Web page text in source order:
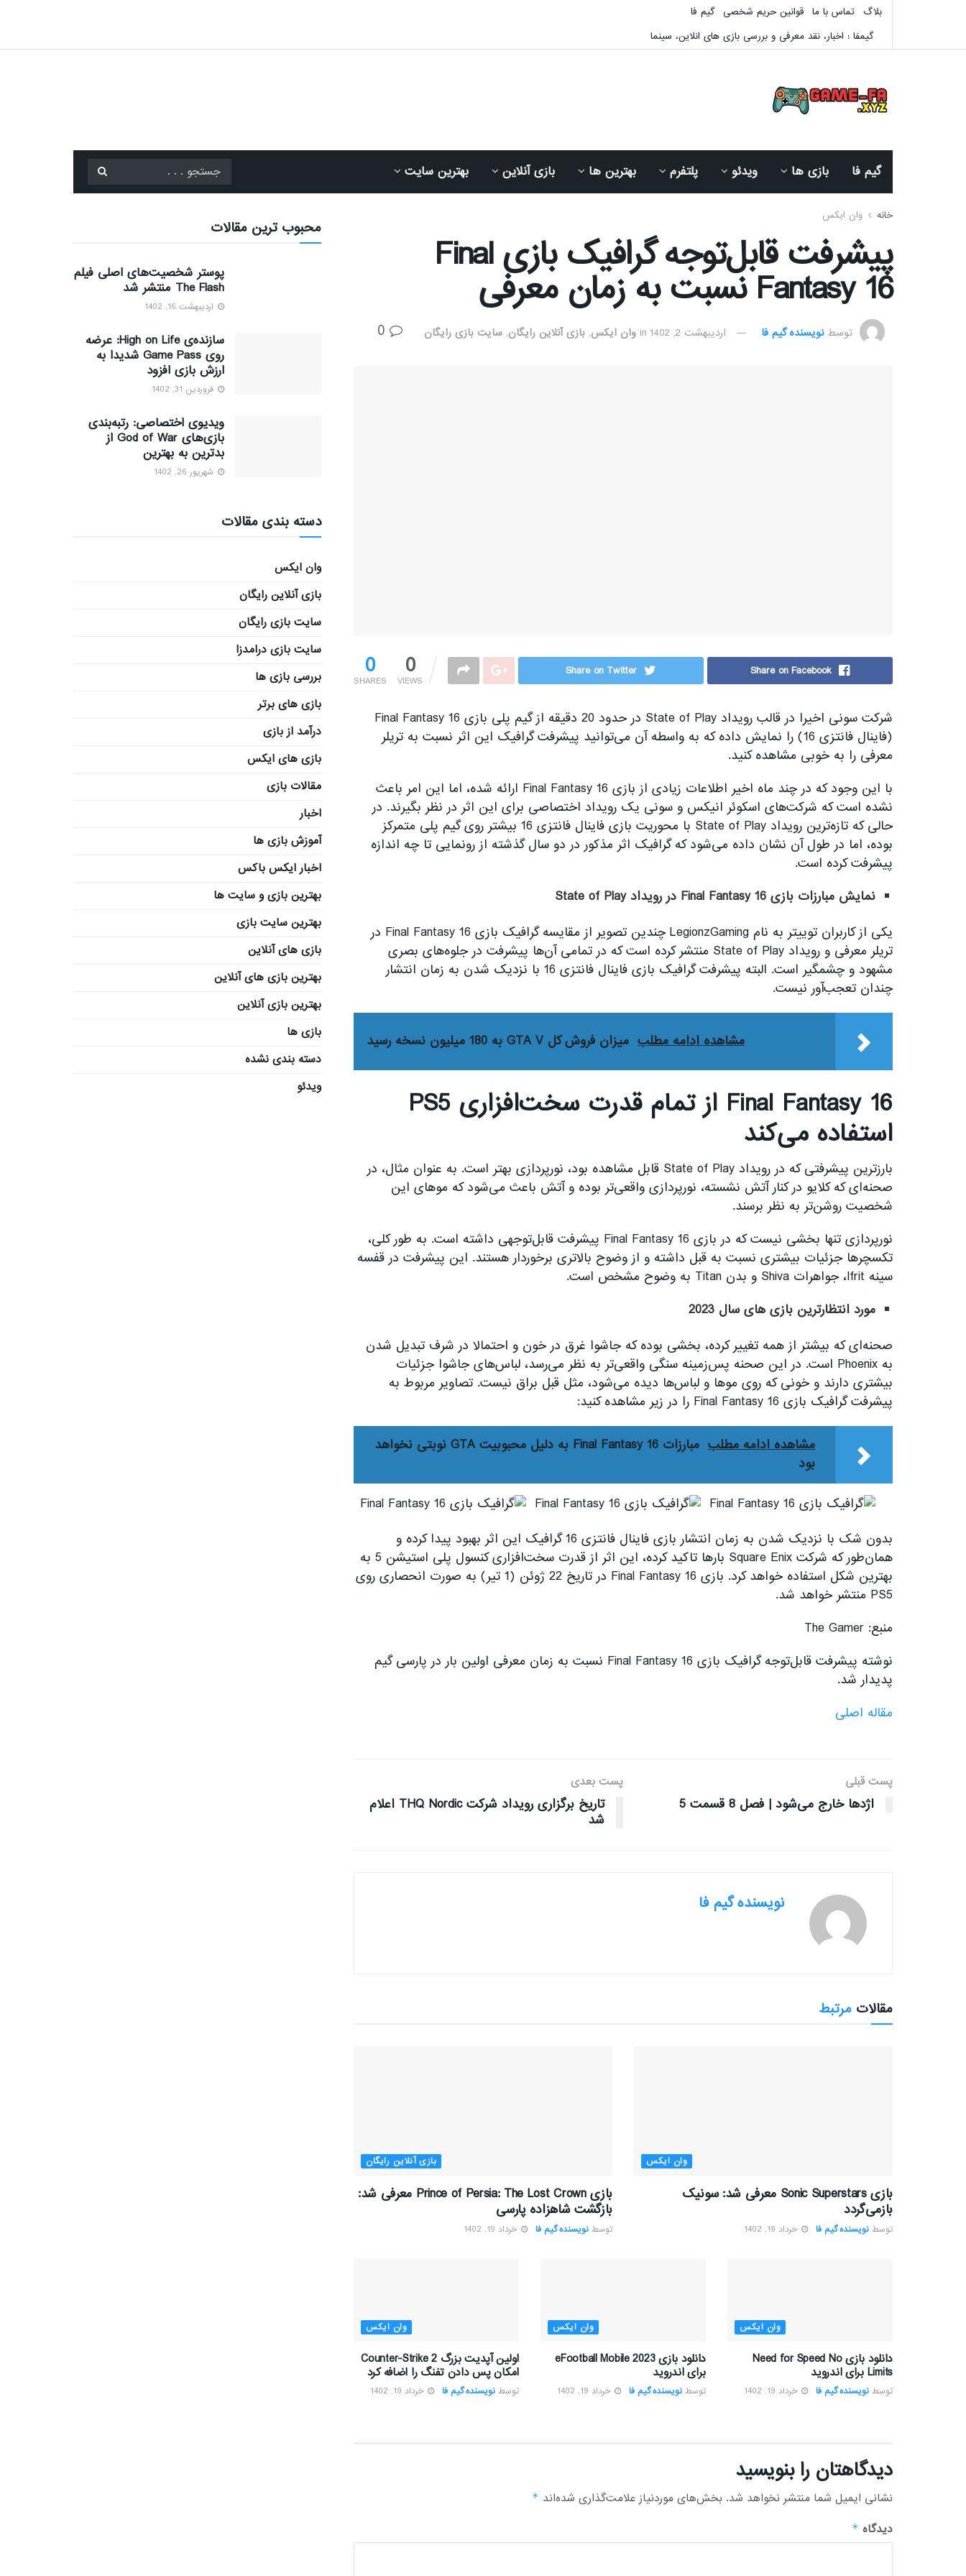
بلاگ تماس با ما قوانین حریم شخصی
گیم فا
گیمفا : اخبار، نقد معرفی و بررسی بازی های انلاین، سینما
گیم فا بازی ها ویدئو پلتفرم بهترین ها بازی آنلاین بهترین سایت
خانه وان ایکس
پیشرفت قابل‌توجه گرافیک بازی Final
Fantasy 16 نسبت به زمان معرفی
توسط نویسنده گیم فا اردیبهشت 2, 1402 in وان ایکس, بازی آنلاین رایگان, سایت بازی رایگان
0
SHARES 0
VIEWS
Share on Facebook
Share on Twitter
شرکت سونی اخیرا در قالب رویداد State of Play در حدود 20 دقیقه از گیم پلی بازی Final Fantasy 16
(فاینال فانتزی 16) را نمایش داده که به واسطه آن می‌توانید پیشرفت گرافیک این اثر نسبت به تریلر
معرفی را به خوبی مشاهده کنید.
با این وجود که در چند ماه اخیر اطلاعات زیادی از بازی Final Fantasy 16 ارائه شده، اما این امر باعث
نشده است که شرکت‌های اسکوئر انیکس و سونی یک رویداد اختصاصی برای این اثر در نظر بگیرند. در
حالی که تازه‌ترین رویداد State of Play با محوریت بازی فاینال فانتزی 16 بیشتر روی گیم پلی متمرکز
بوده، اما در طول آن نشان داده می‌شود که گرافیک اثر مذکور در دو سال گذشته از رونمایی تا چه اندازه
پیشرفت کرده است.
نمایش مبارزات بازی Final Fantasy 16 در رویداد State of Play
یکی از کاربران توییتر به نام LegionzGaming چندین تصویر از مقایسه گرافیک بازی Final Fantasy 16 در
تریلر معرفی و رویداد State of Play منتشر کرده است که در تمامی آن‌ها پیشرفت در جلوه‌های بصری
مشهود و چشمگیر است. البته پیشرفت گرافیک بازی فاینال فانتزی 16 با نزدیک شدن به زمان انتشار
چندان تعجب‌آور نیست.
مشاهده ادامه مطلب میزان فروش کل GTA V به 180 میلیون نسخه رسید
Final Fantasy 16 از تمام قدرت سخت‌افزاری PS5
استفاده می‌کند
بارز‌ترین پیشرفتی که در رویداد State of Play قابل مشاهده بود، نور‌پردازی بهتر است. به عنوان مثال، در
صحنه‌ای که کلایو در کنار آتش نشسته، نور‌پردازی واقعی‌تر بوده و آتش باعث می‌شود که مو‌های این
شخصیت روشن‌تر به نظر برسند.
نور‌پردازی تنها بخشی نیست که در بازی Final Fantasy 16 پیشرفت قابل‌توجهی داشته است. به طور کلی،
تکسچر‌ها جزئیات بیشتری نسبت به قبل داشته و از وضوح بالاتری بر‌خوردار هستند. این پیشرفت در قفسه
سینه Ifrit، جواهرات Shiva و بدن Titan به وضوح مشخص است.
مورد انتظارترین بازی های سال 2023
صحنه‌ای که بیشتر از همه تغییر کرده، بخشی بوده که جاشوا غرق در خون و احتمالا در شرف تبدیل شدن
به Phoenix است. در این صحنه پس‌زمینه سنگی واقعی‌تر به نظر می‌رسد، لباس‌های جاشوا جزئیات
بیشتری دارند و خونی که روی مو‌ها و لباس‌ها دیده می‌شود، مثل قبل براق نیست. تصاویر مربوط به
پیشرفت گرافیک بازی Final Fantasy 16 را در زیر مشاهده کنید:
مشاهده ادامه مطلب
مبارزات Final Fantasy 16 به دلیل محبوبیت GTA نوبتی نخواهد
بود
بدون شک با نزدیک شدن به زمان انتشار بازی فاینال فانتزی 16 گرافیک این اثر بهبود پیدا کرده و
همان‌طور که شرکت Square Enix بار‌ها تاکید کرده، این اثر از قدرت سخت‌افزاری کنسول پلی استیشن 5 به
بهترین شکل استفاده خواهد کرد. بازی Final Fantasy 16 در تاریخ 22 ژوئن (1 تیر) به صورت انحصاری روی
PS5 منتشر خواهد شد.
منبع: The Gamer
نوشته پیشرفت قابل‌توجه گرافیک بازی Final Fantasy 16 نسبت به زمان معرفی اولین بار در پارسی گیم
پدیدار شد.
مقاله اصلی
پست قبلی
اژدها خارج می‌شود | فصل 8 قسمت 5
پست بعدی
تاریخ برگزاری رویداد شرکت THQ Nordic اعلام
شد
نویسنده گیم فا
مقالات مرتبط
وان ایکس
بازی Sonic Superstars معرفی شد:‌ سونیک
بازمی‌گردد
توسط نویسنده گیم فا خرداد 19, 1402
بازی آنلاین رایگان
بازی Prince of Persia: The Lost Crown معرفی شد:
بازگشت شاهزاده پارسی
توسط نویسنده گیم فا خرداد 19, 1402
وان ایکس
دانلود بازی Need for Speed No
Limits برای اندروید
توسط نویسنده گیم فا خرداد 19, 1402
وان ایکس
دانلود بازی eFootball Mobile 2023
برای اندروید
توسط نویسنده گیم فا خرداد 19, 1402
وان ایکس
اولین آپدیت بزرگ Counter-Strike 2
امکان پس دادن تفنگ را اضافه کرد
توسط نویسنده گیم فا خرداد 19, 1402
دیدگاهتان را بنویسید
نشانی ایمیل شما منتشر نخواهد شد. بخش‌های موردنیاز علامت‌گذاری شده‌اند *
دیدگاه *
محبوب ترین مقالات
پوستر شخصیت‌های اصلی فیلم
The Flash منتشر شد
اردیبهشت 16, 1402
سازنده‌ی High on Life: عرضه
روی Game Pass شدیدا به
ارزش بازی افزود
فروردین 31, 1402
ویدیوی اختصاصی: رتبه‌بندی
بازی‌های God of War از
بدترین به بهترین
شهریور 26, 1402
دسته بندی مقالات
وان ایکس
بازی آنلاین رایگان
سایت بازی رایگان
سایت بازی درامدزا
بررسی بازی ها
بازی های برتر
درآمد از بازی
بازی های ایکس
مقالات بازی
اخبار
آموزش بازی ها
اخبار ایکس باکس
بهترین بازی و سایت ها
بهترین سایت بازی
بازی های آنلاین
بهترین بازی های آنلاین
بهترین بازی آنلاین
بازی ها
دسته بندی نشده
ویدئو